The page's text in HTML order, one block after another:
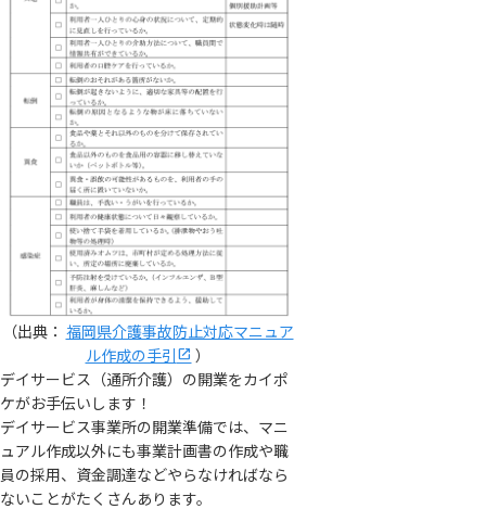
（出典： 福岡県介護事故防止対応マニュア
ル作成の手引
）
デイサービス（通所介護）の開業をカイポ
ケがお手伝いします！
デイサービス事業所の開業準備では、マニ
ュアル作成以外にも事業計画書の作成や職
員の採用、資金調達などやらなければなら
ないことがたくさんあります。